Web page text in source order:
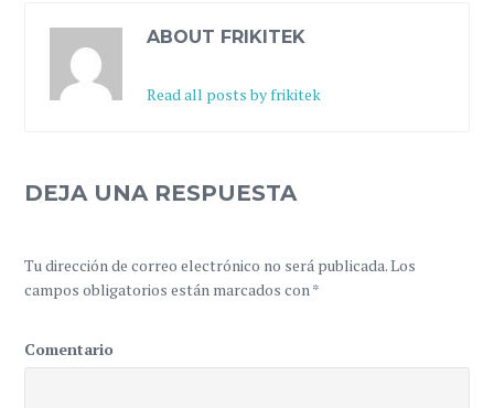
ABOUT FRIKITEK
Read all posts by frikitek
DEJA UNA RESPUESTA
Tu dirección de correo electrónico no será publicada.Los
campos obligatorios están marcados con*
Comentario